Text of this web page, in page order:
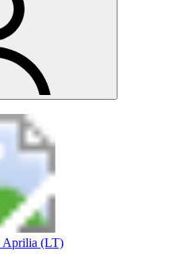
Aprilia (LT)